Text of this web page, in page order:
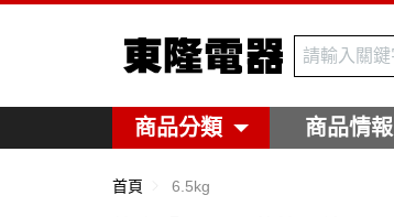
東隆電器
商品分類 商品情報
首頁 6.5kg